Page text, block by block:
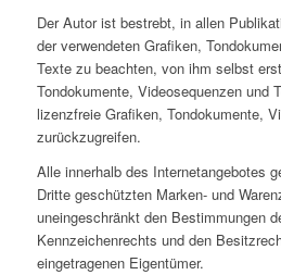
Der Autor ist bestrebt, in allen
der verwendeten Grafiken,
Texte zu beachten, von ihm selbst
Tondokumente, Videosequenzen und
lizenzfreie Grafiken, Tondokumente,
zurückzugreifen.
Alle innerhalb des Internetangebotes
Dritte geschützten Marken- und
uneingeschränkt den Bestimmungen
Kennzeichenrechts und den
eingetragenen Eigentümer.